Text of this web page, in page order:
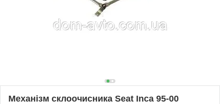
Механізм склоочисника Seat Inca 95-00